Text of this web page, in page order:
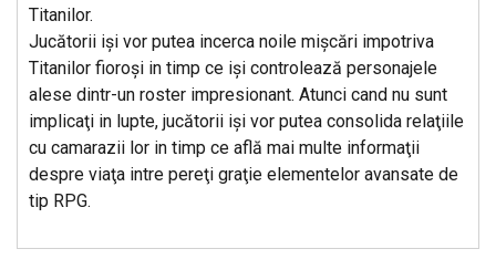
Titanilor.
Jucătorii işi vor putea incerca noile mişcări impotriva
Titanilor fioroşi in timp ce işi controlează personajele
alese dintr-un roster impresionant. Atunci cand nu sunt
implicaţi in lupte, jucătorii işi vor putea consolida relaţiile
cu camarazii lor in timp ce află mai multe informaţii
despre viaţa intre pereţi graţie elementelor avansate de
tip RPG.